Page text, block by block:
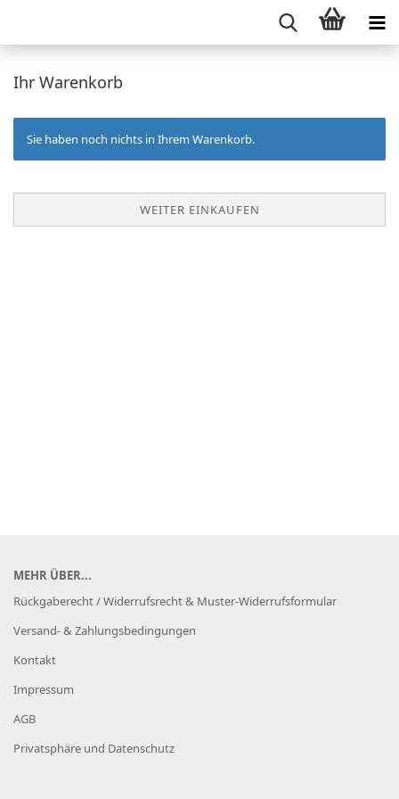
Ihr Warenkorb
Sie haben noch nichts in Ihrem Warenkorb.
WEITER EINKAUFEN
MEHR ÜBER...
Rückgaberecht / Widerrufsrecht & Muster-Widerrufsformular
Versand- & Zahlungsbedingungen
Kontakt
Impressum
AGB
Privatsphäre und Datenschutz